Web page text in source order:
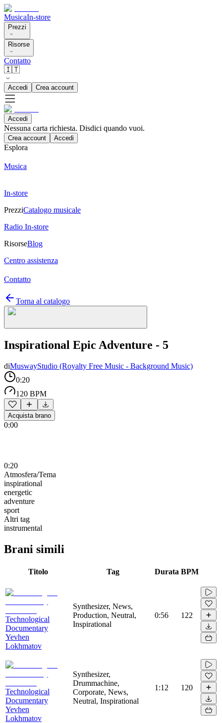
MusicaIn-store
Prezzi
Risorse
Contatto
🇮🇹
Accedi Crea account
Accedi
Nessuna carta richiesta. Disdici quando vuoi.
Crea account Accedi
Esplora
Musica
In-store
PrezziCatalogo musicale
Radio In-store
RisorseBlog
Centro assistenza
Contatto
Torna al catalogo
Inspirational Epic Adventure - 5
diMuswayStudio (Royalty Free Music - Background Music)
0:20
120 BPM
Acquista brano
0:00
0:20
Atmosfera/Tema
inspirational
energetic
adventure
sport
Altri tag
instrumental
Brani simili
Titolo Tag Durata BPM
Technological
Documentary
Yevhen
Lokhmatov
Synthesizer, News,
Production, Neutral,
Inspirational
0:56 122
Technological
Documentary
Yevhen
Lokhmatov
Synthesizer,
Drummachine,
Corporate, News,
Neutral, Inspirational
1:12 120